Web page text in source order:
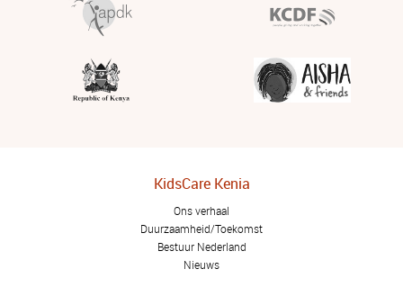
KidsCare Kenia
Ons verhaal
Duurzaamheid/Toekomst
Bestuur Nederland
Nieuws